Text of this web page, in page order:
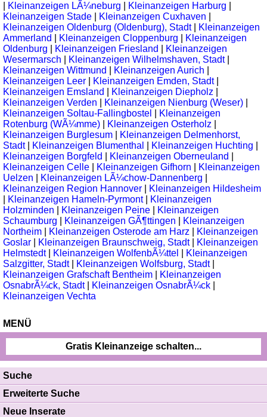
Kleinanzeigen LÃ¼neburg Kleinanzeigen Harburg
Kleinanzeigen Stade
Kleinanzeigen Cuxhaven
Kleinanzeigen Oldenburg (Oldenburg), Stadt|
Kleinanzeigen
Ammerland
Kleinanzeigen Cloppenburg
Kleinanzeigen
Oldenburg
Kleinanzeigen Friesland
Kleinanzeigen
Wesermarsch
Kleinanzeigen Wilhelmshaven, Stadt|
Kleinanzeigen Wittmund
Kleinanzeigen Aurich
Kleinanzeigen Leer
Kleinanzeigen Emden, Stadt|
Kleinanzeigen Emsland
Kleinanzeigen Diepholz
Kleinanzeigen Verden
Kleinanzeigen Nienburg (Weser)
Kleinanzeigen Soltau-Fallingbostel
Kleinanzeigen
Rotenburg (WÃ¼mme)
Kleinanzeigen Osterholz
Kleinanzeigen Burglesum
Kleinanzeigen Delmenhorst,
Stadt| Kleinanzeigen Blumenthal Kleinanzeigen Huchting
Kleinanzeigen Borgfeld
Kleinanzeigen Oberneuland
Kleinanzeigen Celle
Kleinanzeigen Gifhorn
Kleinanzeigen
Uelzen
Kleinanzeigen LÃ¼chow-Dannenberg
Kleinanzeigen Region Hannover
Kleinanzeigen Hildesheim
Kleinanzeigen Hameln-Pyrmont|
Kleinanzeigen
Holzminden
Kleinanzeigen Peine
Kleinanzeigen
Schaumburg
Kleinanzeigen GÃ¶ttingen
Kleinanzeigen
Northeim
Kleinanzeigen Osterode am Harz
Kleinanzeigen
Goslar
Kleinanzeigen Braunschweig, Stadt|
Kleinanzeigen
Helmstedt| Kleinanzeigen WolfenbÃ¼ttel
Kleinanzeigen
Salzgitter, Stadt| Kleinanzeigen Wolfsburg, Stadt|
Kleinanzeigen Grafschaft Bentheim
Kleinanzeigen
OsnabrÃ¼ck, Stadt| Kleinanzeigen OsnabrÃ¼ck
Kleinanzeigen Vechta
MENÜ
Gratis Kleinanzeige schalten...
Suche
Erweiterte Suche
Neue Inserate